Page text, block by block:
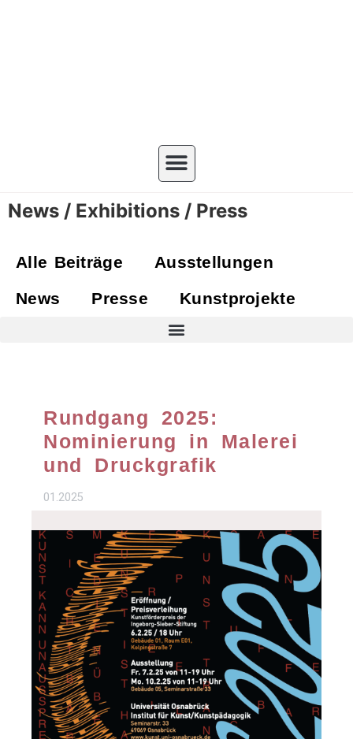
News / Exhibitions / Press
Alle Beiträge
Ausstellungen
News
Presse Kunstprojekte
Rundgang 2025:
Nominierung in Malerei
und Druckgrafik
01.2025